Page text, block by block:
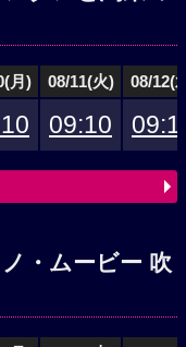
月) 08/11(火) 08/12(
09:10
・ムービー 吹